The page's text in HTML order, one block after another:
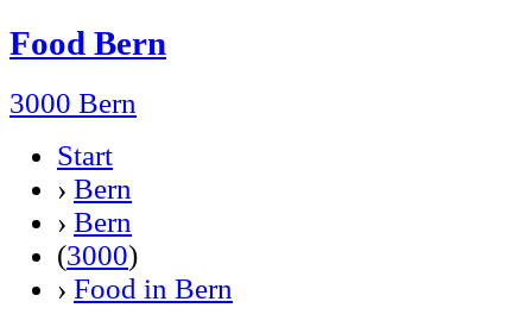
Food Bern
3000 Bern
Start
› Bern
› Bern
(3000)
› Food in Bern